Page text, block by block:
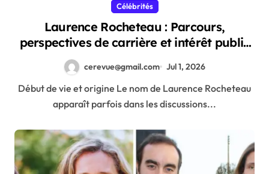
Célébrités
Laurence Rocheteau : Parcours,
perspectives de carrière et intérêt public
cerevue@gmail.com Jul 1, 2026
Début de vie et origine Le nom de Laurence Rocheteau
apparaît parfois dans les discussions...